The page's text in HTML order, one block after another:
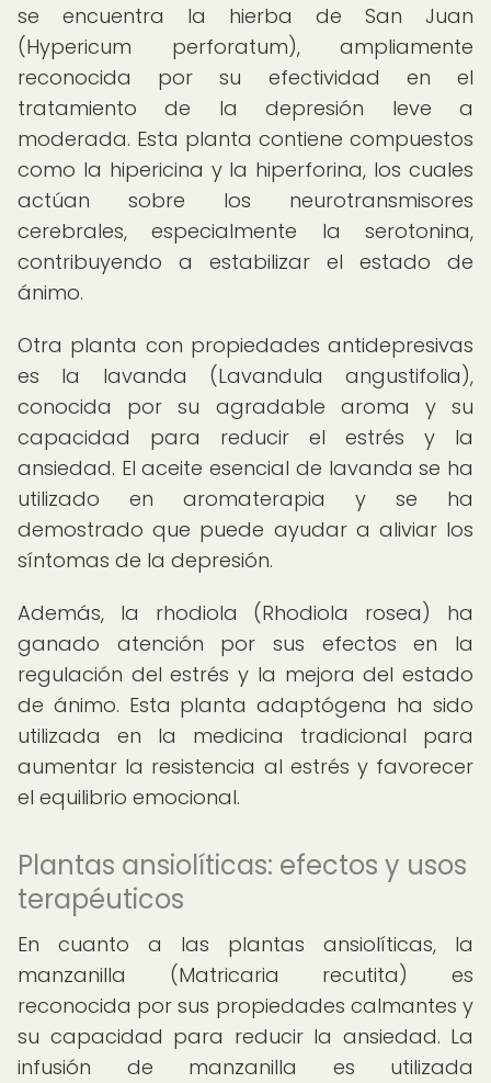
se encuentra la hierba de San Juan
(Hypericum perforatum), ampliamente
reconocida por su efectividad en el
tratamiento de la depresión leve a
moderada. Esta planta contiene compuestos
como la hipericina y la hiperforina, los cuales
actúan sobre los neurotransmisores
cerebrales, especialmente la serotonina,
contribuyendo a estabilizar el estado de
ánimo.
Otra planta con propiedades antidepresivas
es la lavanda (Lavandula angustifolia),
conocida por su agradable aroma y su
capacidad para reducir el estrés y la
ansiedad. El aceite esencial de lavanda se ha
utilizado en aromaterapia y se ha
demostrado que puede ayudar a aliviar los
síntomas de la depresión.
Además, la rhodiola (Rhodiola rosea) ha
ganado atención por sus efectos en la
regulación del estrés y la mejora del estado
de ánimo. Esta planta adaptógena ha sido
utilizada en la medicina tradicional para
aumentar la resistencia al estrés y favorecer
el equilibrio emocional.
Plantas ansiolíticas: efectos y usos
terapéuticos
En cuanto a las plantas ansiolíticas, la
manzanilla (Matricaria recutita) es
reconocida por sus propiedades calmantes y
su capacidad para reducir la ansiedad. La
infusión de manzanilla es utilizada